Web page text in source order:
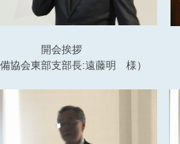
会挨拶
備協会東部支部長:遠藤明 様）